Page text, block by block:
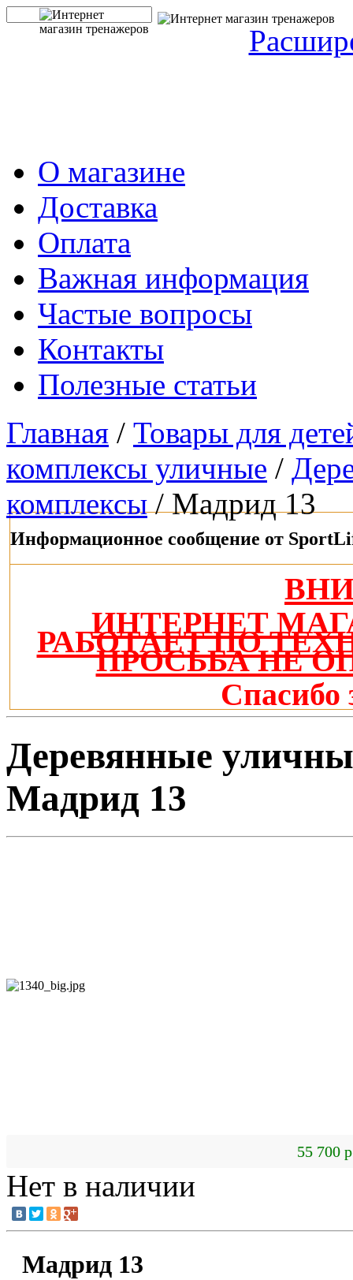
О магазине
Доставка
Оплата
Важная информация
Частые вопросы
Контакты
Полезные статьи
Главная / Товары для
комплексы уличные /
комплексы/ Мадрид 13
Информационное сообщение от
ИНТЕРНЕТ
РАБОТАЕТ ПО
ПРОСЬБА НЕ
Спасибо
Деревянные
Мадрид 13
55 700
Нет в наличии
Мадрид 13